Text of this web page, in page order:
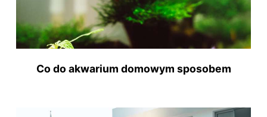
Co do akwarium domowym sposobem